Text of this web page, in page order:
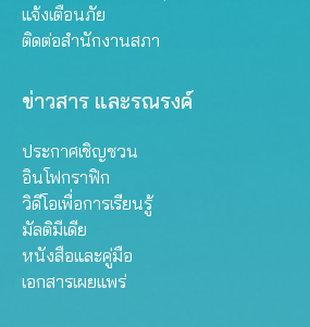
แจ้งเตือนภัย
ติดต่อสำนักงานสภา
ข่าวสาร และรณรงค์
ประกาศเชิญชวน
อินโฟกราฟิก
วิดีโอเพื่อการเรียนรู้
มัลติมีเดีย
หนังสือและคู่มือ
เอกสารเผยแพร่